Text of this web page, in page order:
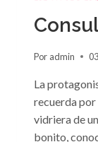
Por admin
La
recuerda
vidriera de
bonito,